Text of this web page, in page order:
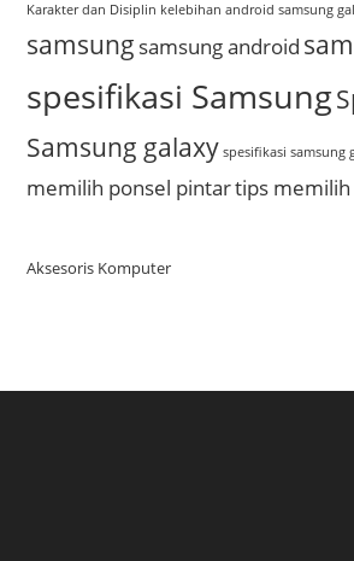
Karakter dan Disiplin kelebihan android samsung
samsung samsung android
spesifikasi Samsung
Samsung galaxy spesifikasi samsung
memilih ponsel pintartips
Aksesoris Komputer